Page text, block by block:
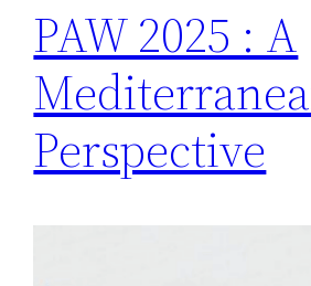
PAW 2025 : A
Perspective